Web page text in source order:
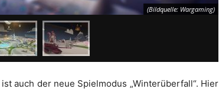
(Bildquelle: Wargaming)
auch der neue Spielmodus „Winterüberfall“. Hier